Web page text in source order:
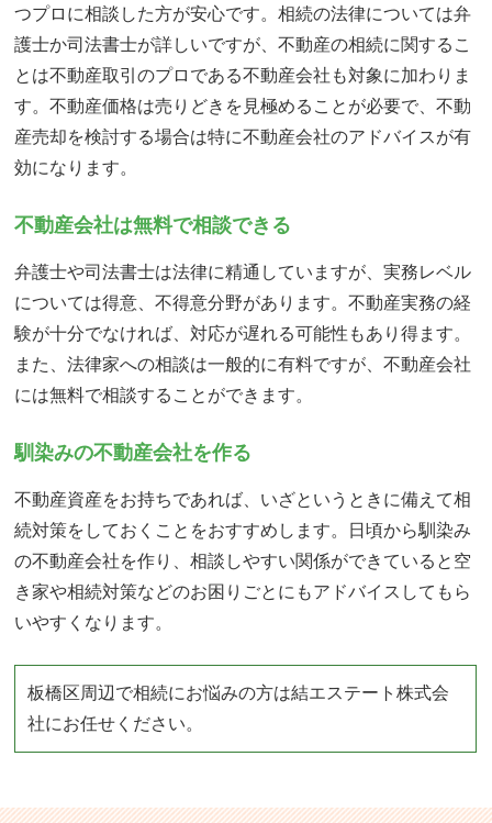
つプロに相談した方が安心です。相続の法律については弁
護士か司法書士が詳しいですが、不動産の相続に関するこ
とは不動産取引のプロである不動産会社も対象に加わりま
す。不動産価格は売りどきを見極めることが必要で、不動
産売却を検討する場合は特に不動産会社のアドバイスが有
効になります。
不動産会社は無料で相談できる
弁護士や司法書士は法律に精通していますが、実務レベル
については得意、不得意分野があります。不動産実務の経
験が十分でなければ、対応が遅れる可能性もあり得ます。
また、法律家への相談は一般的に有料ですが、不動産会社
には無料で相談することができます。
馴染みの不動産会社を作る
不動産資産をお持ちであれば、いざというときに備えて相
続対策をしておくことをおすすめします。日頃から馴染み
の不動産会社を作り、相談しやすい関係ができていると空
き家や相続対策などのお困りごとにもアドバイスしてもら
いやすくなります。
板橋区周辺で相続にお悩みの方は結エステート株式会
社にお任せください。